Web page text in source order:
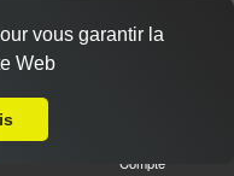
Compte
vous garantir la
Web